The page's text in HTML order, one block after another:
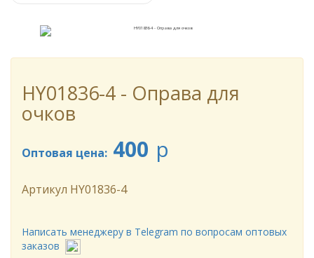
HY01836-4 - Оправа для
очков
Оптовая цена: 400 p
Артикул HY01836-4
Написать менеджеру в Telegram по вопросам оптовых
заказов